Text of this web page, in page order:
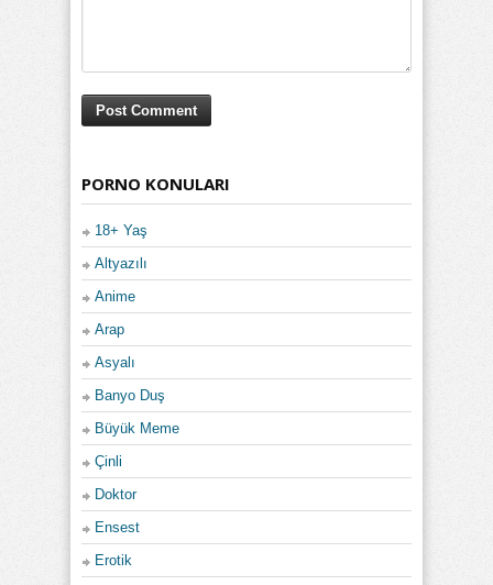
PORNO KONULARI
18+ Yaş
Altyazılı
Anime
Arap
Asyalı
Banyo Duş
Büyük Meme
Çinli
Doktor
Ensest
Erotik